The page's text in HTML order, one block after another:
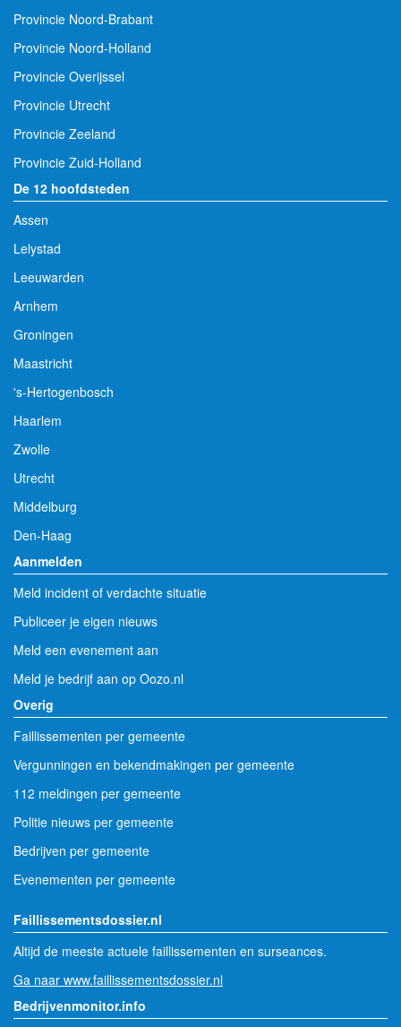
Provincie Noord-Brabant
Provincie Noord-Holland
Provincie Overijssel
Provincie Utrecht
Provincie Zeeland
Provincie Zuid-Holland
De 12 hoofdsteden
Assen
Lelystad
Leeuwarden
Arnhem
Groningen
Maastricht
's-Hertogenbosch
Haarlem
Zwolle
Utrecht
Middelburg
Den-Haag
Aanmelden
Meld incident of verdachte situatie
Publiceer je eigen nieuws
Meld een evenement aan
Meld je bedrijf aan op Oozo.nl
Overig
Faillissementen per gemeente
Vergunningen en bekendmakingen per gemeente
112 meldingen per gemeente
Politie nieuws per gemeente
Bedrijven per gemeente
Evenementen per gemeente
Faillissementsdossier.nl
Altijd de meeste actuele faillissementen en surseances.
Ga naar www.faillissementsdossier.nl
Bedrijvenmonitor.info